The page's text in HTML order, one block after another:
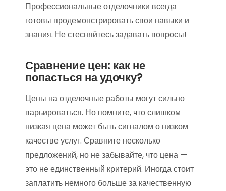
Профессиональные отделочники всегда
готовы продемонстрировать свои навыки и
знания. Не стесняйтесь задавать вопросы!
Сравнение цен: как не
попасться на удочку?
Цены на отделочные работы могут сильно
варьироваться. Но помните, что слишком
низкая цена может быть сигналом о низком
качестве услуг. Сравните несколько
предложений, но не забывайте, что цена —
это не единственный критерий. Иногда стоит
заплатить немного больше за качественную